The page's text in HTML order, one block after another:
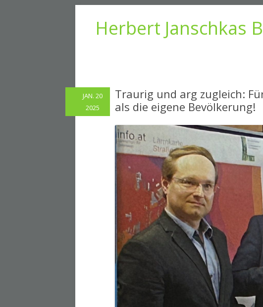
Herbert Janschkas
Traurig und arg zugleich:
als die eigene Bevölkerung!
JAN. 20
2025